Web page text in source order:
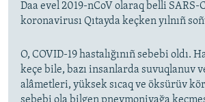
Daa evel 2019-nCoV olaraq belli SARS-
koronavirusı Qıtayda keçken yılnıñ
O, COVID-19 hastalığınıñ sebebi oldı.
keçe bile, bazı insanlarda suvuqlanuv
alâmetleri, yüksek sıcaq ve öksürüv